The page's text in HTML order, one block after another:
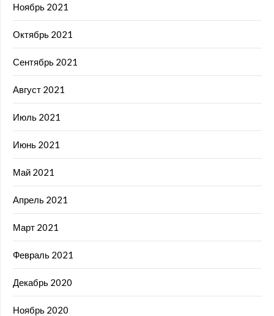
Ноябрь 2021
Октябрь 2021
Сентябрь 2021
Август 2021
Июль 2021
Июнь 2021
Май 2021
Апрель 2021
Март 2021
Февраль 2021
Декабрь 2020
Ноябрь 2020